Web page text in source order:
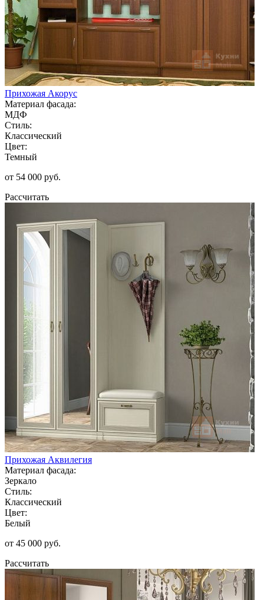
Прихожая Акорус
Материал фасада:
МДФ
Стиль:
Классический
Цвет:
Темный
от 54 000 руб.
Рассчитать
Прихожая Аквилегия
Материал фасада:
Зеркало
Стиль:
Классический
Цвет:
Белый
от 45 000 руб.
Рассчитать